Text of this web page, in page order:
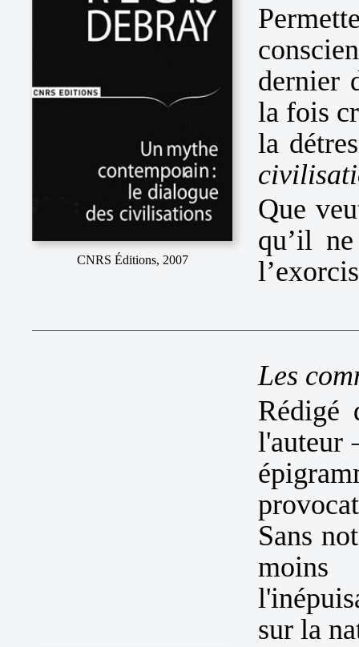
CNRS Éditions, 2007
dernier
la fois
la
Que
qu’il
Les
Rédigé
l'auteur
Sans
moins
sur la